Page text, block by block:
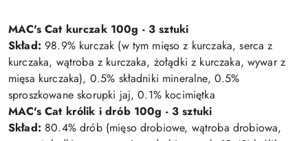
MAC's Cat kurczak 100g - 3 sztuki
Skład: 98.9% kurczak (w tym mięso z kurczaka, serca z
kurczaka, wątroba z kurczaka, żołądki z kurczaka, wywar z
mięsa kurczaka), 0.5% składniki mineralne, 0.5%
sproszkowane skorupki jaj, 0.1% kocimiętka
MAC's Cat królik i drób 100g - 3 sztuki
Skład: 80.4% drób (mięso drobiowe, wątroba drobiowa,